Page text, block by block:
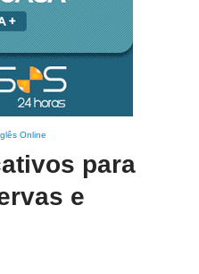
Online
para
e